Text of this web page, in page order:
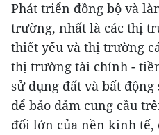
Phát triển đồng bộ và
trường, nhất là các thị
thiết yếu và thị trường
thị trường tài chính -
sử dụng đất và bất
để bảo đảm cung cầu
đối lớn của nền kinh tế,